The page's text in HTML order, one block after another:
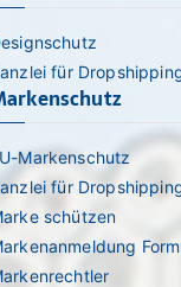
für
Markenschutz
für
schützen